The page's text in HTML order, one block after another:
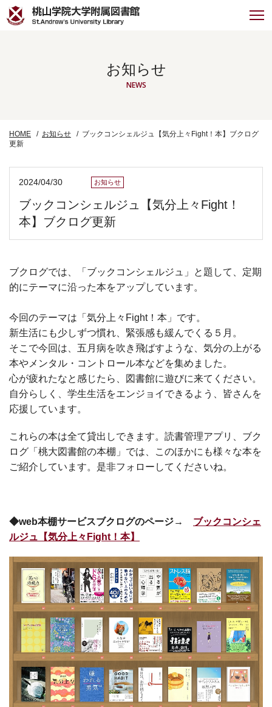
お知らせ
NEWS
HOME お知らせ
ブックコンシェルジュ【気分上々Fight！本】ブクログ
更新
2024/04/30 お知らせ
ブックコンシェルジュ【気分上々Fight！
本】ブクログ更新
ブクログでは、「ブックコンシェルジュ」と題して、定期
的にテーマに沿った本をアップしています。
今回のテーマは「気分上々Fight！本」です。
新生活にも少しずつ慣れ、緊張感も緩んでくる５月。
そこで今回は、五月病を吹き飛ばすような、気分の上がる
本やメンタル・コントロール本などを集めました。
心が疲れたなと感じたら、図書館に遊びに来てください。
自分らしく、学生生活をエンジョイできるよう、皆さんを
応援しています。
これらの本は全て貸出しできます。 読書管理アプリ、ブク
ログ「桃大図書館の本棚」では、このほかにも様々な本を
ご紹介しています。 是非フォローしてくださいね。
◆web本棚サービスブクログのページ→ ブックコンシェ
ルジュ【気分上々Fight！本】